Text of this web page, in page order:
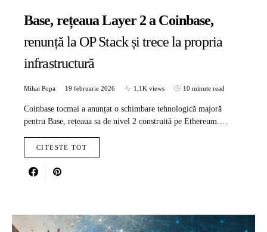
Base, rețeaua Layer 2 a Coinbase,
renunță la OP Stack și trece la propria
infrastructură
Mihai Popa 19 februarie 2026 1,1K views 10 minute read
Coinbase tocmai a anunțat o schimbare tehnologică majoră
pentru Base, rețeaua sa de nivel 2 construită pe Ethereum.…
CITESTE TOT